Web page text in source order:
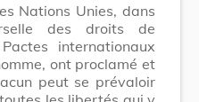
Nations Unies, dans
des droits de
internationaux
ont proclamé et
peut se prévaloir